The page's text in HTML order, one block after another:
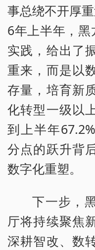
事总绕不开厚
6年上半年，黑
实践，给出了
重来，而是以
存量，培育新
化转型一级以
到上半年
分点的跃升背
数字化重塑。
下一步，
厅将持续聚焦
深耕智改、数